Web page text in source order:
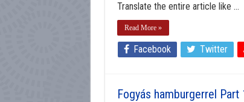
Translate the entire article like ...
Read More »
Facebook Twitter
Fogyás hamburgerrel